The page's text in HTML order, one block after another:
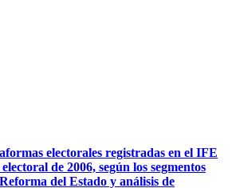
electorales registradas en el IFE
de 2006, según los segmentos
del Estado y análisis de